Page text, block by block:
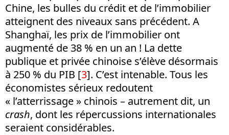
Chine, les bulles du crédit et de l’immobilier
atteignent des niveaux sans précédent. A
Shanghaï, les prix de l’immobilier ont
augmenté de 38 % en un an ! La dette
publique et privée chinoise s’élève désormais
à 250 % du PIB [3]. C’est intenable. Tous les
économistes sérieux redoutent
« l’atterrissage » chinois – autrement dit, un
crash, dont les répercussions internationales
seraient considérables.